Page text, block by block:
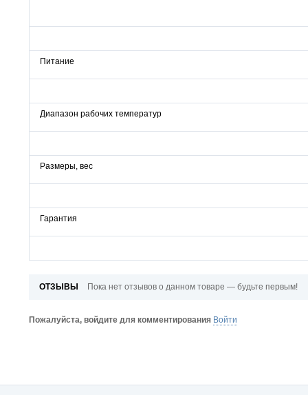
Питание
Диапазон рабочих температур
Размеры, вес
Гарантия
ОТЗЫВЫ Пока нет отзывов о данном товаре — будьте первым!
Пожалуйста, войдите для комментирования Войти